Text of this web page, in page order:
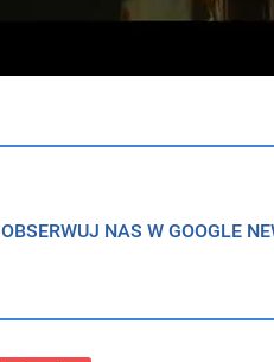
OBSERWUJ NAS W GOOGLE